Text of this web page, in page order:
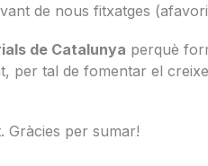
de nous fitxatges
de Catalunya perquè
per tal de fomentar el
Gràcies per sumar!